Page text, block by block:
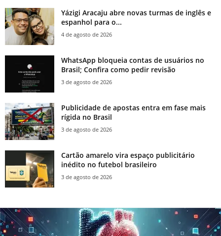
Yázigi Aracaju abre novas turmas de inglês e
espanhol para o...
4 de agosto de 2026
WhatsApp bloqueia contas de usuários no
Brasil; Confira como pedir revisão
3 de agosto de 2026
Publicidade de apostas entra em fase mais
rígida no Brasil
3 de agosto de 2026
Cartão amarelo vira espaço publicitário
inédito no futebol brasileiro
3 de agosto de 2026